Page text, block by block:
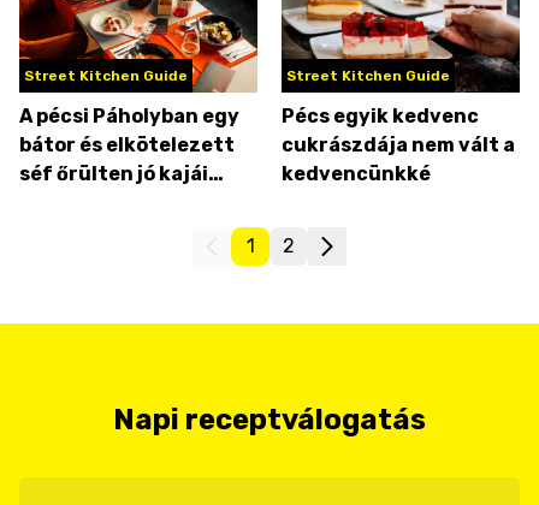
Street Kitchen Guide
A pécsi Páholyban egy
bátor és elkötelezett
séf őrülten jó kajái
Street Kitchen Guide
Pécs egyik kedvenc
cukrászdája nem vált a
kedvencünkké
1 2
Napi receptválogatás